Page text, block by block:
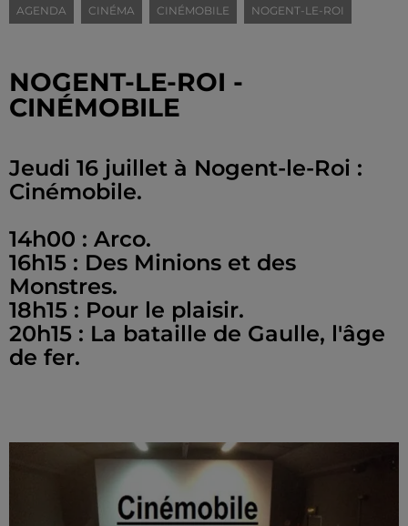
AGENDA CINÉMA CINÉMOBILE NOGENT-LE-ROI
NOGENT-LE-ROI -
CINÉMOBILE
Jeudi 16 juillet à Nogent-le-Roi :
Cinémobile.
14h00 : Arco.
16h15 : Des Minions et des
Monstres.
18h15 : Pour le plaisir.
20h15 : La bataille de Gaulle, l'âge
de fer.